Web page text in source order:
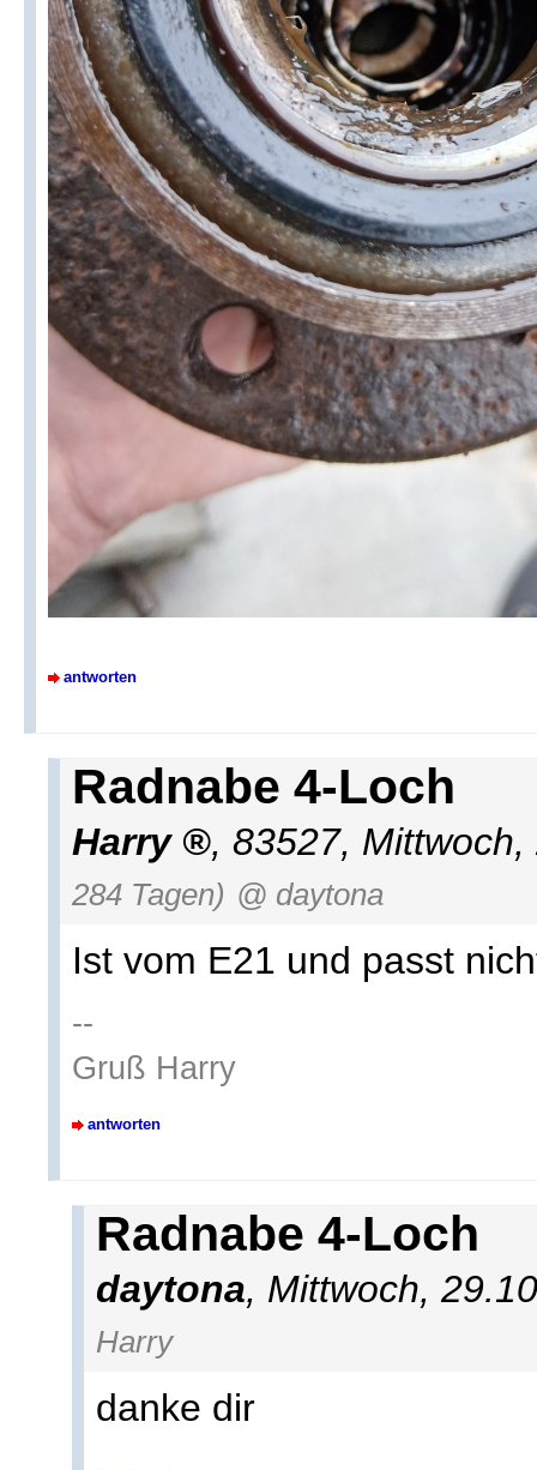
antworten
Radnabe 4-Loch
Harry , 83527,
284 Tagen) @ daytona
Ist vom E21 und passt
--
Gruß Harry
antworten
Radnabe 4-Loch
daytona, Mittwoch,
Harry
danke dir